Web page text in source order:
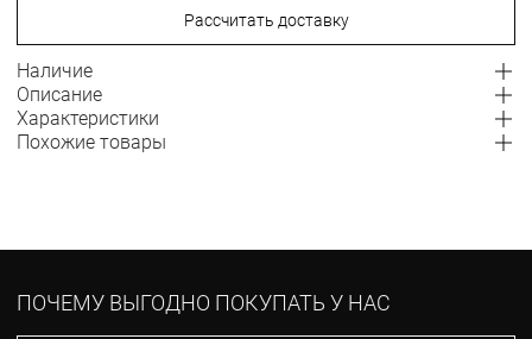
Рассчитать доставку
Наличие
Описание
Характеристики
Похожие товары
ПОЧЕМУ ВЫГОДНО ПОКУПАТЬ У НАС